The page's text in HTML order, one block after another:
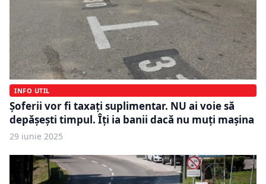
INFO UTIL
Șoferii vor fi taxați suplimentar. NU ai voie să
depășești timpul. Îți ia banii dacă nu muți mașina
29 iunie 2025